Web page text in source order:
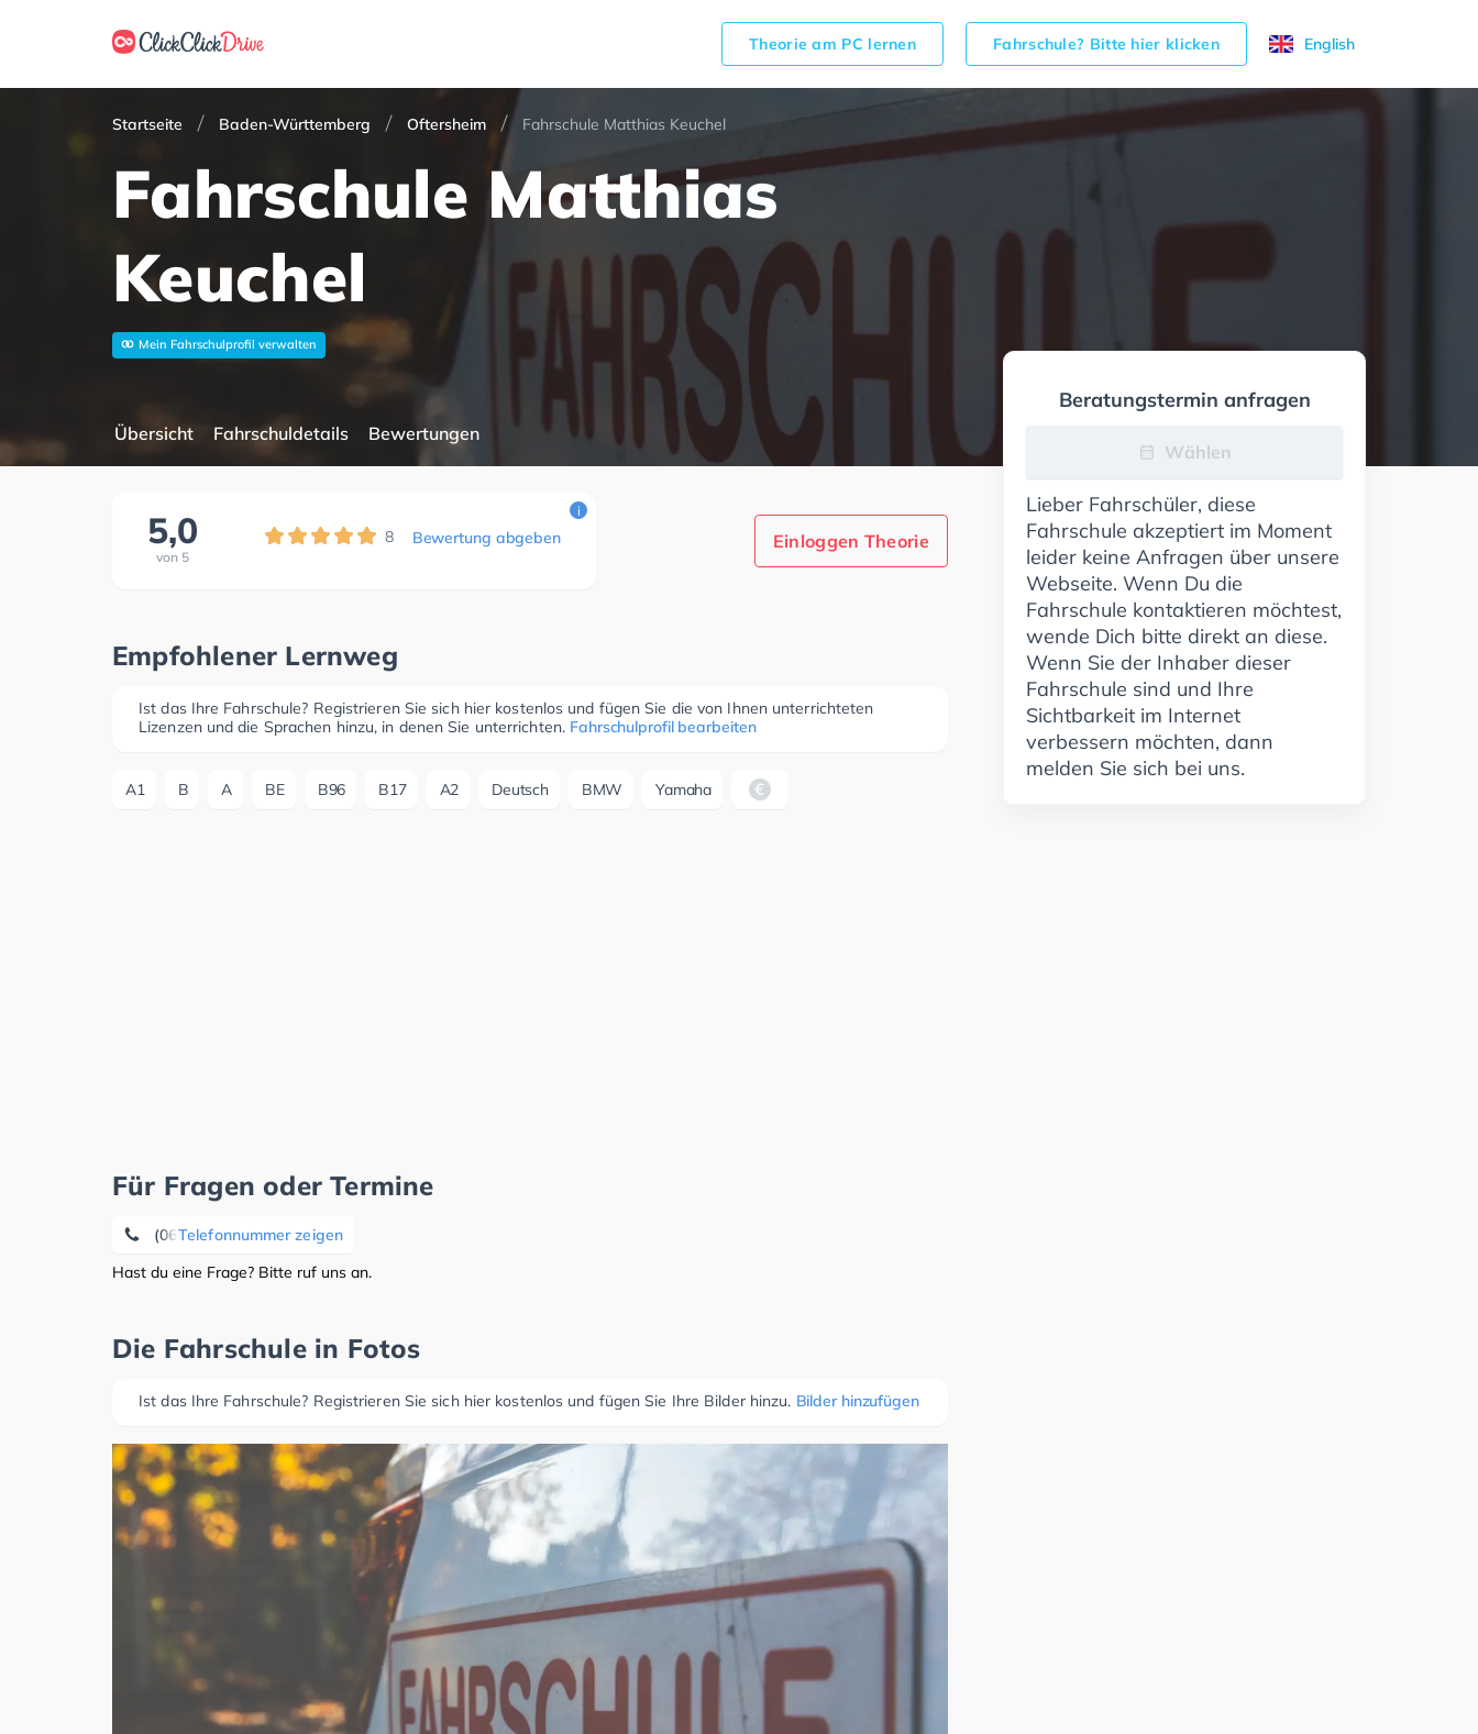
Theorie am PC lernen Fahrschule? Bitte hier klicken English
Startseite Baden-Württemberg Oftersheim Fahrschule Matthias Keuchel
Fahrschule Matthias
Keuchel
Mein Fahrschulprofil verwalten
Übersicht Fahrschuldetails Bewertungen
5,0
von 5
8 Bewertung abgeben
i
Einloggen Theorie
Empfohlener Lernweg
Ist das Ihre Fahrschule? Registrieren Sie sich hier kostenlos und fügen Sie die von Ihnen unterrichteten
Lizenzen und die Sprachen hinzu, in denen Sie unterrichten. Fahrschulprofil bearbeiten
A1 B A BE B96 B17 A2 Deutsch BMW Yamaha
Für Fragen oder Termine
Telefonnummer zeigen
(06202) 1 82 93
Hast du eine Frage? Bitte ruf uns an.
Die Fahrschule in Fotos
Ist das Ihre Fahrschule? Registrieren Sie sich hier kostenlos und fügen Sie Ihre Bilder hinzu. Bilder hinzufügen
Beratungstermin anfragen
Wählen
Lieber Fahrschüler, diese
Fahrschule akzeptiert im Moment
leider keine Anfragen über unsere
Webseite. Wenn Du die
Fahrschule kontaktieren möchtest,
wende Dich bitte direkt an diese.
Wenn Sie der Inhaber dieser
Fahrschule sind und Ihre
Sichtbarkeit im Internet
verbessern möchten, dann
melden Sie sich bei uns.